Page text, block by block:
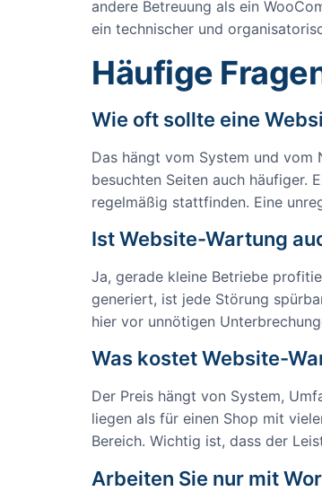
andere Betreuung als ein
ein technischer und
Häufige
Wie oft sollte eine
Das hängt vom System und vom
besuchten Seiten auch häufiger.
regelmäßig stattfinden. Eine
Ist Website-Wartung
Ja, gerade kleine Betriebe
generiert, ist jede Störung
hier vor unnötigen
Was kostet Website-
Der Preis hängt von System,
liegen als für einen Shop mit
Bereich. Wichtig ist, dass der
Arbeiten Sie nur mit